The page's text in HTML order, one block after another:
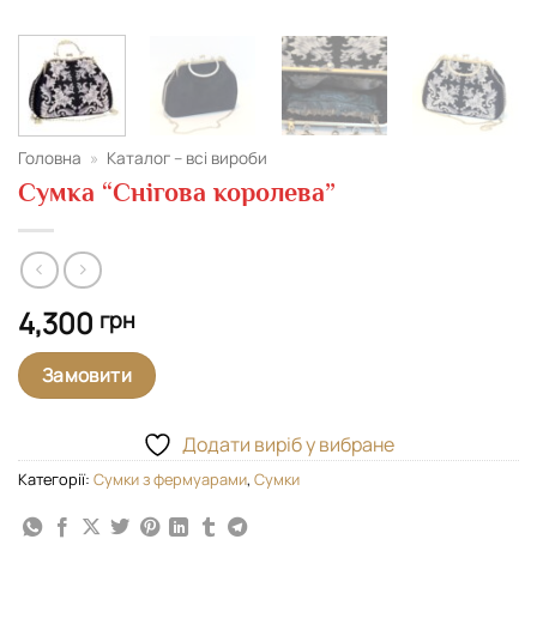
Головна » Каталог – всі вироби
Сумка “Снігова королева”
4,300 грн
Замовити
Додати виріб у вибране
Категорії: Cумки з фермуарами, Сумки